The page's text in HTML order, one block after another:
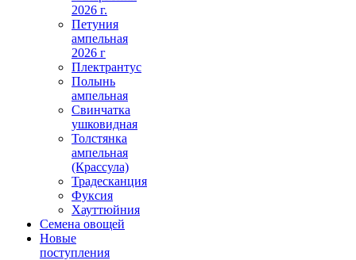
2026 г.
Петуния
ампельная
2026 г
Плектрантус
Полынь
ампельная
Свинчатка
ушковидная
Толстянка
ампельная
(Крассула)
Традесканция
Фуксия
Хауттюйния
Семена овощей
Новые
поступления